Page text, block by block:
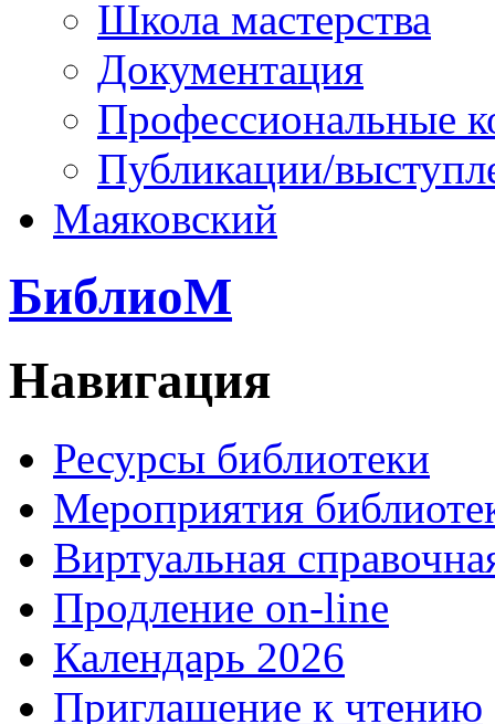
Школа мастерства
Документация
Профессиональные
Публикации/
Маяковский
БиблиоМ
Навигация
Ресурсы библиотеки
Мероприятия
Виртуальная
Продление on-line
Календарь 2026
Приглашение к чтению